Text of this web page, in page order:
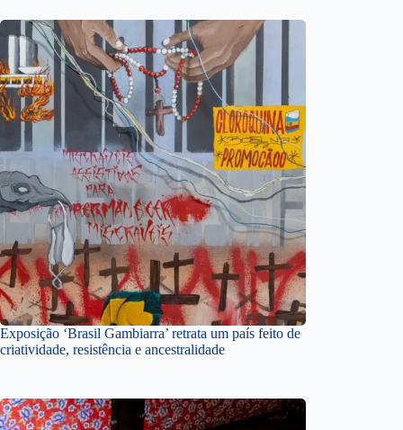
Exposição ‘Brasil Gambiarra’ retrata um país feito de
criatividade, resistência e ancestralidade